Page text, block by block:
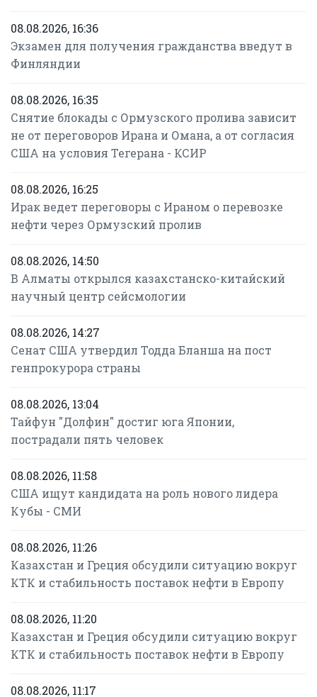
08.08.2026, 16:36
Экзамен для получения гражданства введут в
Финляндии
08.08.2026, 16:35
Снятие блокады с Ормузского пролива зависит
не от переговоров Ирана и Омана, а от согласия
США на условия Тегерана - КСИР
08.08.2026, 16:25
Ирак ведет переговоры с Ираном о перевозке
нефти через Ормузский пролив
08.08.2026, 14:50
В Алматы открылся казахстанско-китайский
научный центр сейсмологии
08.08.2026, 14:27
Сенат США утвердил Тодда Бланша на пост
генпрокурора страны
08.08.2026, 13:04
Тайфун "Долфин" достиг юга Японии,
пострадали пять человек
08.08.2026, 11:58
США ищут кандидата на роль нового лидера
Кубы - СМИ
08.08.2026, 11:26
Казахстан и Греция обсудили ситуацию вокруг
КТК и стабильность поставок нефти в Европу
08.08.2026, 11:20
Казахстан и Греция обсудили ситуацию вокруг
КТК и стабильность поставок нефти в Европу
08.08.2026, 11:17